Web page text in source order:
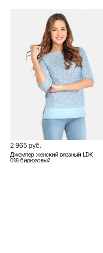
2 965 руб.
Джемпер женский вязаный LDK
018 бирюзовый